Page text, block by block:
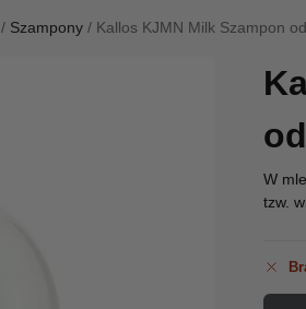
/ Szampony / Kallos KJMN Milk Szampon
W
tzw.